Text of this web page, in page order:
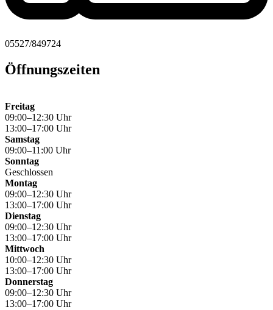
05527/849724
Öffnungszeiten
Freitag
09:00–12:30 Uhr
13:00–17:00 Uhr
Samstag
09:00–11:00 Uhr
Sonntag
Geschlossen
Montag
09:00–12:30 Uhr
13:00–17:00 Uhr
Dienstag
09:00–12:30 Uhr
13:00–17:00 Uhr
Mittwoch
10:00–12:30 Uhr
13:00–17:00 Uhr
Donnerstag
09:00–12:30 Uhr
13:00–17:00 Uhr